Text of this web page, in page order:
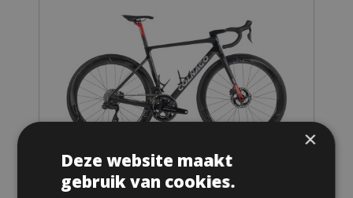
×
Deze website maakt
gebruik van cookies.